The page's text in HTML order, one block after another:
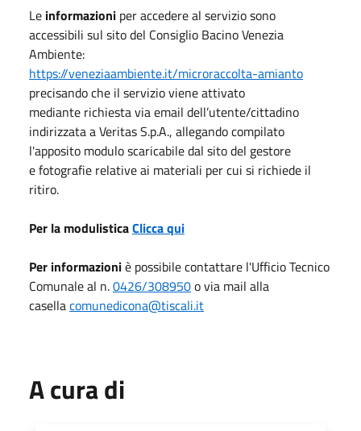
Le informazioni per accedere al servizio sono
accessibili sul sito del Consiglio Bacino Venezia
Ambiente:
https://veneziaambiente.it/microraccolta-amianto
precisando che il servizio viene attivato
mediante richiesta via email dell’utente/cittadino
indirizzata a Veritas S.p.A., allegando compilato
l'apposito modulo scaricabile dal sito del gestore
e fotografie relative ai materiali per cui si richiede il
ritiro.
Per la modulisticaClicca qui
Per informazioniè possibile contattare l'Ufficio Tecnico
Comunale al n.0426/308950o via mail alla
casellacomunedicona@tiscali.it
A cura di